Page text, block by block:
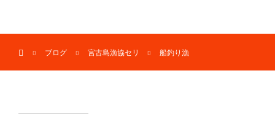
ブログ
宮古島漁協セリ 船釣り漁